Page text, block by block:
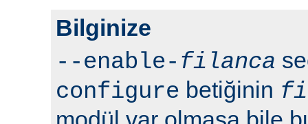
Bilginize
--enable- filanca
configure betiğinin